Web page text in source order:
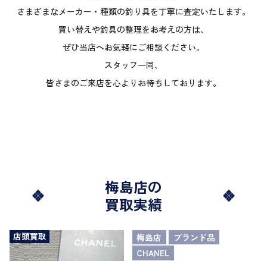
さまざまなメーカー・種類の釣り具を丁寧に査定いたします。
買い替えや釣具の整理をお考えの方は、
ぜひ当店へお気軽にご相談ください。
スタッフ一同、
皆さまのご来店を心よりお待ちしております。
梅島店の
買取実績
店頭買取 梅島店
ブランド品
CHANEL